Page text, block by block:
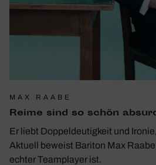
MAX RAABE
Reime sind so schön
Er liebt Doppeldeutigkeit und
Aktuell beweist Bariton Max
echter Teamplayer ist.